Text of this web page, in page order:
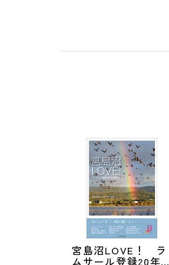
宮島沼LOVE！ ラ
ムサール登録20年を